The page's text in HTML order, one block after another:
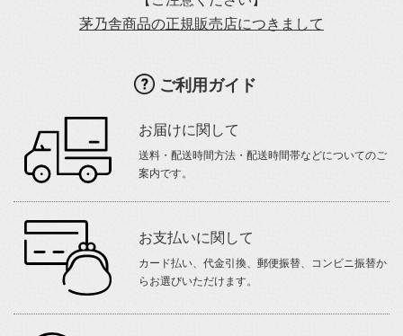
茅乃舎商品の正規販売店につきまして
ご利用ガイド
お届けに関して
送料・配送時間方法・配送時間帯などについてのご
案内です。
お支払いに関して
カード払い、代金引換、郵便振替、コンビニ振替か
らお選びいただけます。